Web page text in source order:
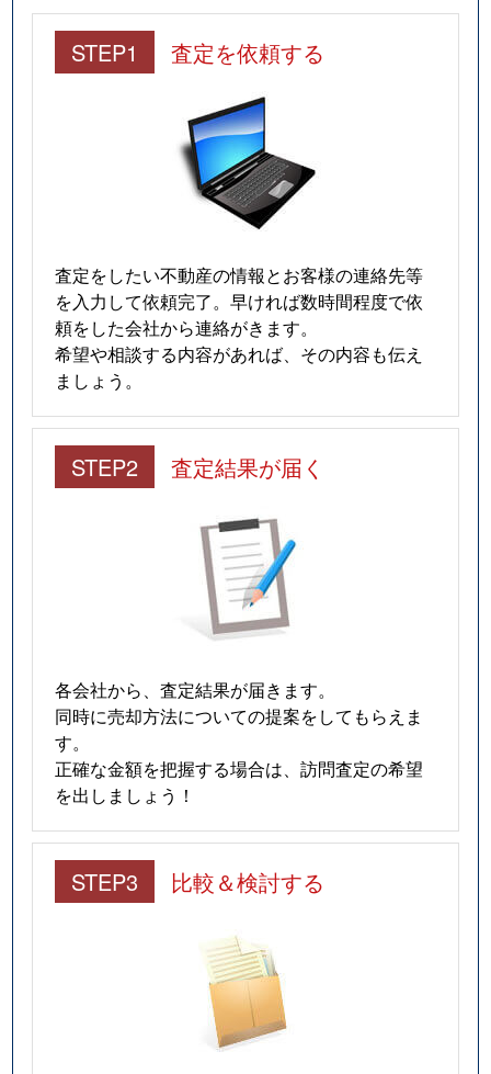
STEP1 査定を依頼する
査定をしたい不動産の情報とお客様の連絡先等
を入力して依頼完了。早ければ数時間程度で依
頼をした会社から連絡がきます。
希望や相談する内容があれば、その内容も伝え
ましょう。
STEP2 査定結果が届く
各会社から、査定結果が届きます。
同時に売却方法についての提案をしてもらえま
す。
正確な金額を把握する場合は、訪問査定の希望
を出しましょう！
STEP3 比較＆検討する